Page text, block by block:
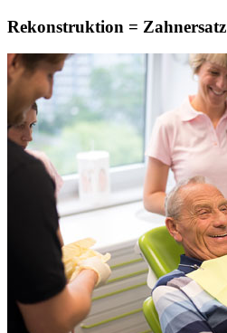
Rekonstruktion = Zahnersatz